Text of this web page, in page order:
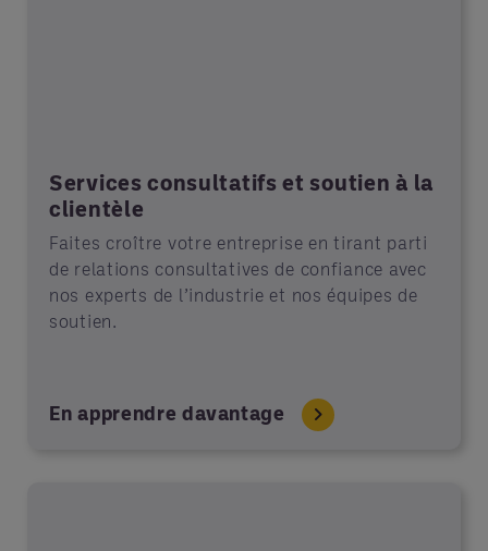
Services consultatifs et soutien à la
clientèle
Faites croître votre entreprise en tirant parti
de relations consultatives de confiance avec
nos experts de l’industrie et nos équipes de
soutien.
En apprendre davantage